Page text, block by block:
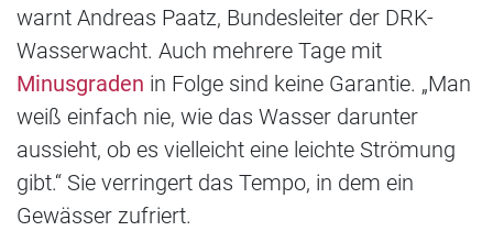
warnt Andreas Paatz, Bundesleiter der DRK-
Wasserwacht. Auch mehrere Tage mit
Minusgraden in Folge sind keine Garantie. „Man
weiß einfach nie, wie das Wasser darunter
aussieht, ob es vielleicht eine leichte Strömung
gibt.“ Sie verringert das Tempo, in dem ein
Gewässer zufriert.